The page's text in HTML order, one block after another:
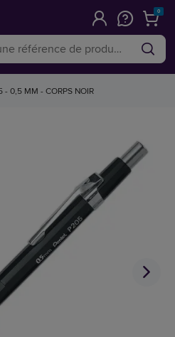
0
- 0,5 MM - CORPS NOIR